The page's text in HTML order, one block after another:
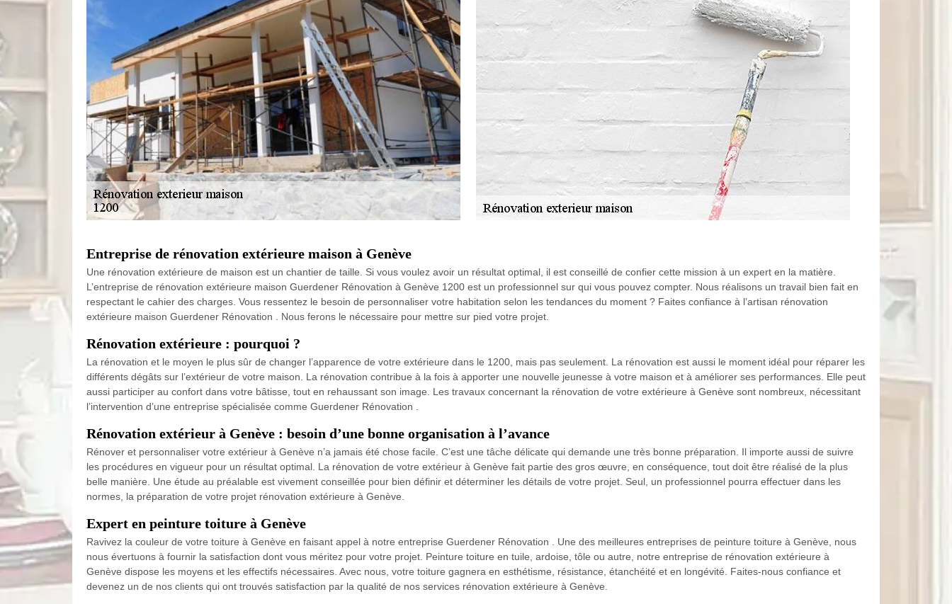
Entreprise de rénovation extérieure maison à Genève
Une rénovation extérieure de maison est un chantier de taille. Si vous voulez avoir un résultat optimal, il est conseillé de confier cette mission à un expert en la matière.
L’entreprise de rénovation extérieure maison Guerdener Rénovation à Genève 1200 est un professionnel sur qui vous pouvez compter. Nous réalisons un travail bien fait en
respectant le cahier des charges. Vous ressentez le besoin de personnaliser votre habitation selon les tendances du moment ? Faites confiance à l’artisan rénovation
extérieure maison Guerdener Rénovation . Nous ferons le nécessaire pour mettre sur pied votre projet.
Rénovation extérieure : pourquoi ?
La rénovation et le moyen le plus sûr de changer l’apparence de votre extérieure dans le 1200, mais pas seulement. La rénovation est aussi le moment idéal pour réparer les
différents dégâts sur l’extérieur de votre maison. La rénovation contribue à la fois à apporter une nouvelle jeunesse à votre maison et à améliorer ses performances. Elle peut
aussi participer au confort dans votre bâtisse, tout en rehaussant son image. Les travaux concernant la rénovation de votre extérieure à Genève sont nombreux, nécessitant
l’intervention d’une entreprise spécialisée comme Guerdener Rénovation .
Rénovation extérieur à Genève : besoin d’une bonne organisation à l’avance
Rénover et personnaliser votre extérieur à Genève n’a jamais été chose facile. C’est une tâche délicate qui demande une très bonne préparation. Il importe aussi de suivre
les procédures en vigueur pour un résultat optimal. La rénovation de votre extérieur à Genève fait partie des gros œuvre, en conséquence, tout doit être réalisé de la plus
belle manière. Une étude au préalable est vivement conseillée pour bien définir et déterminer les détails de votre projet. Seul, un professionnel pourra effectuer dans les
normes, la préparation de votre projet rénovation extérieure à Genève.
Expert en peinture toiture à Genève
Ravivez la couleur de votre toiture à Genève en faisant appel à notre entreprise Guerdener Rénovation . Une des meilleures entreprises de peinture toiture à Genève, nous
nous évertuons à fournir la satisfaction dont vous méritez pour votre projet. Peinture toiture en tuile, ardoise, tôle ou autre, notre entreprise de rénovation extérieure à
Genève dispose les moyens et les effectifs nécessaires. Avec nous, votre toiture gagnera en esthétisme, résistance, étanchéité et en longévité. Faites-nous confiance et
devenez un de nos clients qui ont trouvés satisfaction par la qualité de nos services rénovation extérieure à Genève.